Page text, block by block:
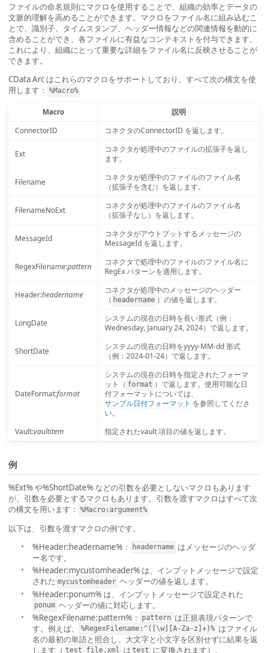
ファイルの命名規則にマクロを使用することで、組織の効率とデータの
文脈的理解を高めることができます。マクロをファイル名に組み込むこ
とで、識別子、タイムスタンプ、ヘッダー情報などの関連情報を動的に
含めることができ、各ファイルに有益なコンテキストを付与できます。
これにより、組織にとって重要な詳細をファイル名に反映させることが
できます。
CData Arc はこれらのマクロをサポートしており、すべて次の構文を使
用します： %Macro%
Macro
説明
ConnectorID
コネクタのConnectorID を返します。
Ext
コネクタが処理中のファイルの拡張子を返し
ます。
Filename
コネクタが処理中のファイルのファイル名
（拡張子を含む）を返します。
FilenameNoExt
コネクタが処理中のファイルのファイル名
（拡張子なし）を返します。
MessageId
コネクタがアウトプットするメッセージの
MessageId を返します。
RegexFilename:pattern
コネクタで処理中のファイルのファイル名に
RegEx パターンを適用します。
Header:headername
コネクタが処理中のメッセージのヘッダー
（ headername ）の値を返します。
LongDate
システムの現在の日時を長い形式（例：
Wednesday, January 24, 2024）で返します。
ShortDate
システムの現在の日時をyyyy-MM-dd 形式
（例：2024-01-24）で返します。
DateFormat:format
システムの現在の日時を指定されたフォーマ
ット（ format ）で返します。使用可能な日
付フォーマットについては、
サンプル日付フォーマット を参照してくださ
い。
Vault:vaultitem 指定されたvault 項目の値を返します。
例
%Ext% や%ShortDate% などの引数を必要としないマクロもあります
が、引数を必要とするマクロもあります。引数を渡すマクロはすべて次
の構文を用います： %Macro:argument%
以下は、引数を渡すマクロの例です。
%Header:headername%：
headername はメッセージのヘッダ
ー名です。
%Header:mycustomheader% は、インプットメッセージで設定
された mycustomheader ヘッダーの値を返します。
%Header:ponum% は、インプットメッセージで設定された
ponum ヘッダーの値に対応します。
%RegexFilename:pattern%：
pattern は正規表現パターンで
す。例えば、
%RegexFilename:^([\w][A-Za-z]+)% はファイル
名の最初の単語と照合し、大文字と小文字を区別せずに結果を返
します（ test_file.xml は test に変換されます）。